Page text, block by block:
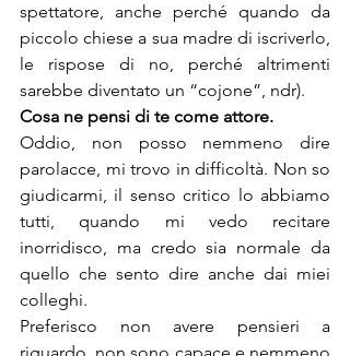
spettatore, anche perché quando da
piccolo chiese a sua madre di iscriverlo,
le rispose di no, perché altrimenti
sarebbe diventato un “cojone”, ndr).
Cosa ne pensi di te come attore.
Oddio, non posso nemmeno dire
parolacce, mi trovo in difficoltà. Non so
giudicarmi, il senso critico lo abbiamo
tutti, quando mi vedo recitare
inorridisco, ma credo sia normale da
quello che sento dire anche dai miei
colleghi.
Preferisco non avere pensieri a